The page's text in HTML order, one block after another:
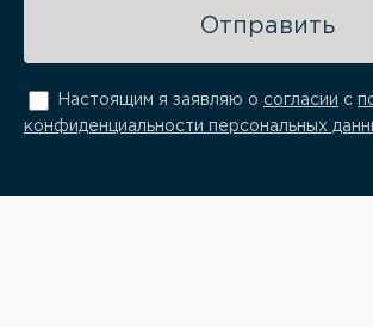
Отправить
Настоящим я заявляю о согласии с
конфиденциальности персональных